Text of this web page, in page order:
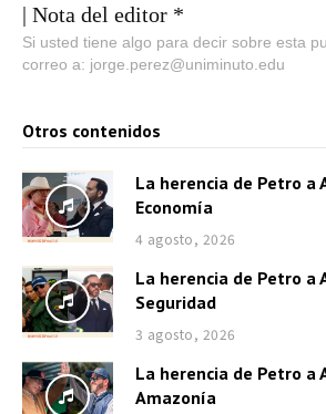
| Nota del editor *
Si usted tiene algo para decir sobre esta
correo a: jorge.perez@uniminuto.edu
Otros contenidos
La herencia de Petro a
Economía
4 agosto, 2026
La herencia de Petro a
Seguridad
3 agosto, 2026
La herencia de Petro a
Amazonía